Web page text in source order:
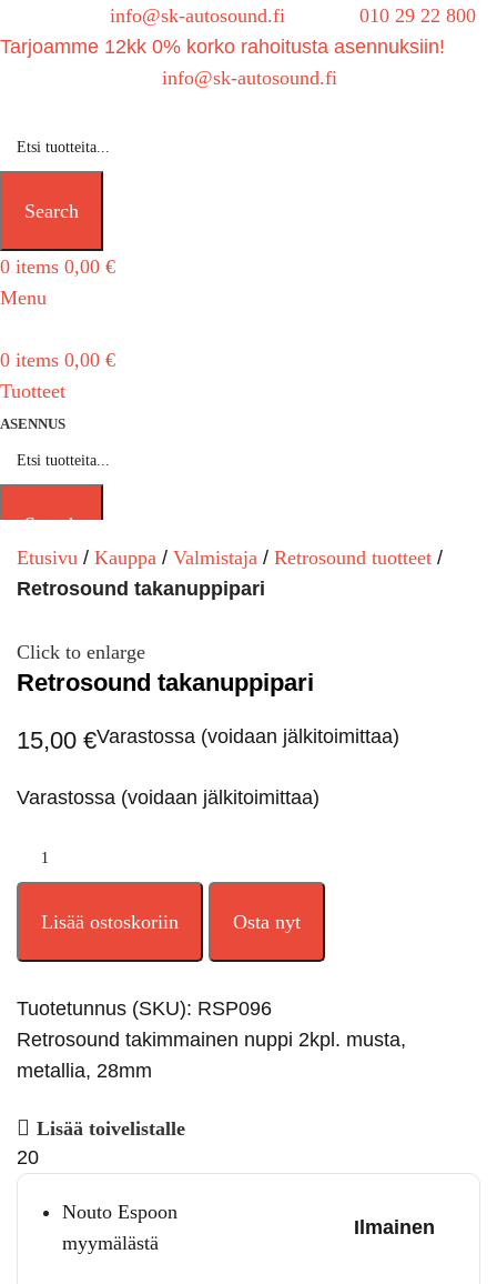
info@sk-autosound.fi
010 29 22 800
Tarjoamme 12kk 0% korko rahoitusta asennuksiin!
info@sk-autosound.fi
Search
0 items 0,00 €
Menu
0 items 0,00 €
Tuotteet
ASENNUS
Search
Etusivu
Kauppa Valmistaja
Retrosound tuotteet
Retrosound takanuppipari
Click to enlarge
Retrosound takanuppipari
15,00 €Varastossa (voidaan jälkitoimittaa)
Varastossa (voidaan jälkitoimittaa)
Lisää ostoskoriin Osta nyt
Tuotetunnus (SKU): RSP096
Retrosound takimmainen nuppi 2kpl. musta,
metallia, 28mm
Lisää toivelistalle
20
Nouto Espoon
myymälästä
Ilmainen